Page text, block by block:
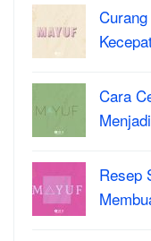
Cara
Resep